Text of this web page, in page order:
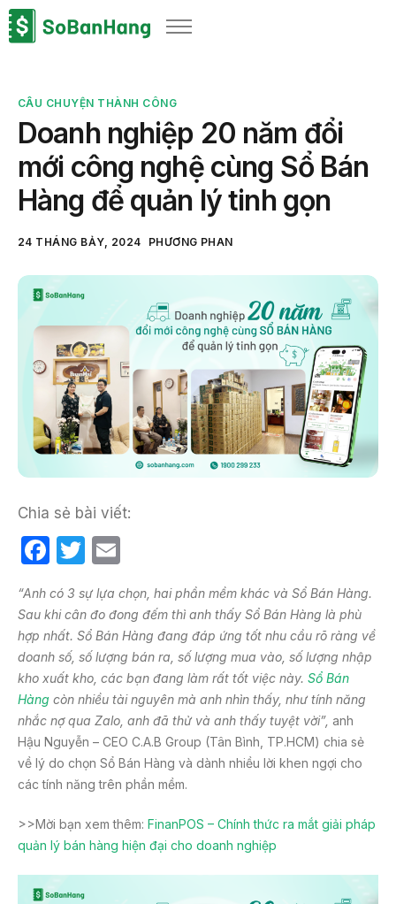
Sản phẩm
Bảng giá
Blog
Thông tin thuế
Về chúng tôi
CÂU CHUYỆN THÀNH CÔNG
Doanh nghiệp 20 năm đổi
mới công nghệ cùng Sổ Bán
Hàng để quản lý tinh gọn
24 THÁNG BẢY, 2024 PHƯƠNG PHAN
Chia sẻ bài viết:
F
c
e
b
o
o
k
T
itt
er
ail
“Anh có 3 sự lựa chọn, hai phần mềm khác và Sổ Bán Hàng.
Sau khi cân đo đong đếm thì anh thấy Sổ Bán Hàng là phù
hợp nhất. Sổ Bán Hàng đang đáp ứng tốt nhu cầu rõ ràng về
doanh số, số lượng bán ra, số lượng mua vào, số lượng nhập
kho xuất kho, các bạn đang làm rất tốt việc này. Sổ Bán
Hàng còn nhiều tài nguyên mà anh nhìn thấy, như tính năng
nhắc nợ qua Zalo, anh đã thử và anh thấy tuyệt vời”, anh
Hậu Nguyễn – CEO C.A.B Group (Tân Bình, TP.HCM) chia sẻ
về lý do chọn Sổ Bán Hàng và dành nhiều lời khen ngợi cho
các tính năng trên phần mềm.
>>Mời bạn xem thêm: FinanPOS – Chính thức ra mắt giải pháp
quản lý bán hàng hiện đại cho doanh nghiệp